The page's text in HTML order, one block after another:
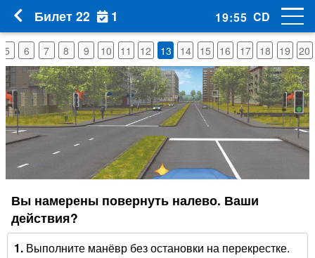
5 6 7 8 9 10 11 12 13 14 15 16 17 18 19 20
Вы намерены повернуть налево. Ваши
действия?
1.Выполните манёвр без остановки на перекрестке.
Билет 22 1 19:54 CD